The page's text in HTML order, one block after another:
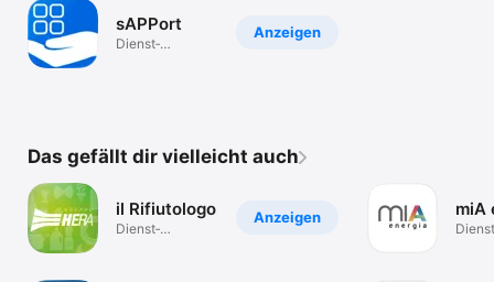
Anzeigen
sAPPort
Dienst­
Das gefällt dir vielleicht auch
Anzeigen
il Rifiutologo
Dienst­
miA